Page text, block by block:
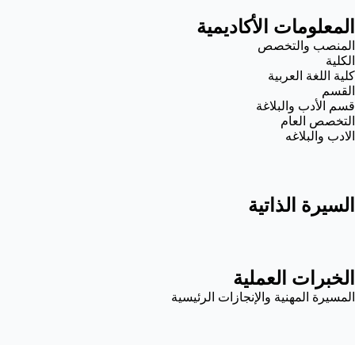
المعلومات الأكاديمية
المنصب والتخصص
الكلية
كلية اللغة العربية
القسم
قسم الأدب والبلاغة
التخصص العام
الادب والبلاغه
السيرة الذاتية
الخبرات العملية
المسيرة المهنية والإنجازات الرئيسية